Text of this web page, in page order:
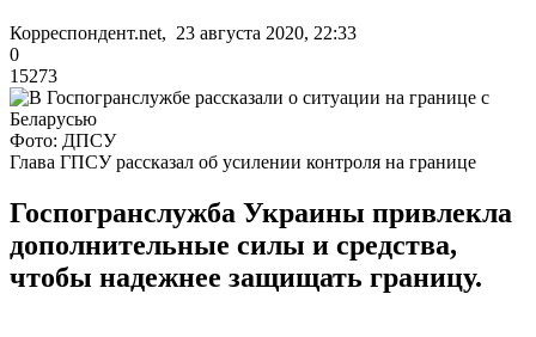
Корреспондент.net, 23 августа 2020, 22:33
0
15273
Фото: ДПСУ
Глава ГПСУ рассказал об усилении контроля на границе
Госпогранслужба Украины привлекла
дополнительные силы и средства,
чтобы надежнее защищать границу.